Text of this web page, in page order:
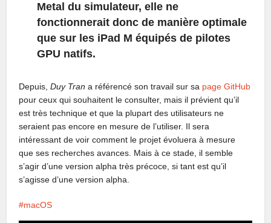
Metal du simulateur, elle ne
fonctionnerait donc de manière optimale
que sur les iPad M équipés de pilotes
GPU natifs.
Depuis,Duy Tran a référencé son travail sur sa page GitHub
pour ceux qui souhaitent le consulter, mais il prévient qu’il
est très technique et que la plupart des utilisateurs ne
seraient pas encore en mesure de l’utiliser. Il sera
intéressant de voir comment le projet évoluera à mesure
que ses recherches avances. Mais à ce stade, il semble
s’agir d’une version alpha très précoce, si tant est qu’il
s’agisse d’une version alpha.
macOS